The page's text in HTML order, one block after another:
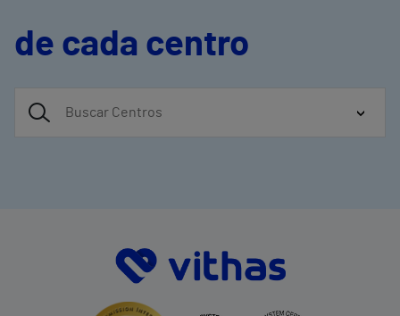
de cada centro